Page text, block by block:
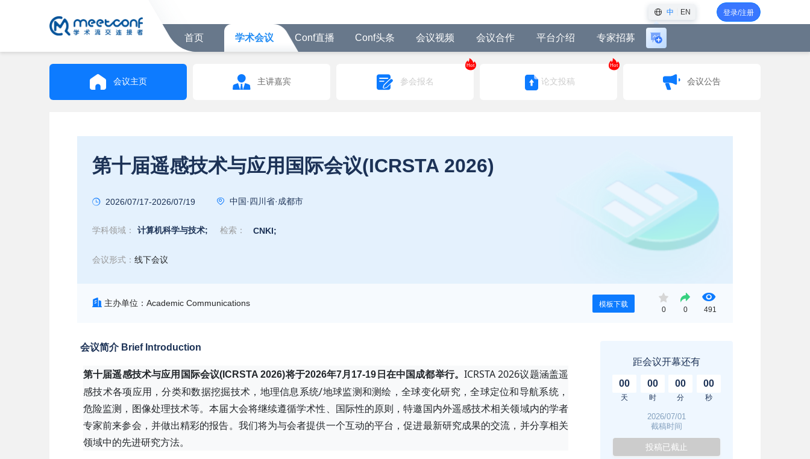
中 EN 登录/注册
首页 学术会议 Conf直播 Conf头条 会议视频 会议合作 平台介绍 专家招募
录
可
会议主页 主讲嘉宾 参会报名
Hot
论文投稿
Hot
会议公告
第十届遥感技术与应用国际会议(ICRSTA 2026)
2026/07/17-2026/07/19 中国·四川省·成都市
学科领域： 计算机科学与技术; 检索： CNKI;
会议形式： 线下会议
主办单位：Academic Communications 模板下载
0 0 491
会议简介 Brief Introduction
第十届遥感技术与应用国际会议(ICRSTA 2026)将于2026年7月17-19日在中国成都举行。ICRSTA 2026议题涵盖遥
感技术各项应用，分类和数据挖掘技术，地理信息系统/地球监测和测绘，全球变化研究，全球定位和导航系统，
危险监测，图像处理技术等。本届大会将继续遵循学术性、国际性的原则，特邀国内外遥感技术相关领域内的学者
专家前来参会，并做出精彩的报告。我们将为与会者提供一个互动的平台，促进最新研究成果的交流，并分享相关
领域中的先进研究方法。
距会议开幕还有
00
天
00
时
00
分
00
秒
2026/07/01
截稿时间
投稿已截止